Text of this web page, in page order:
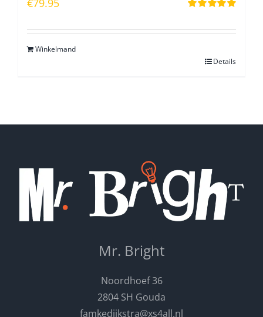
€79.95
Winkelmand
Details
Mr. Bright
Noordhoef 36
2804 SH Gouda
famkedijkstra@xs4all.nl